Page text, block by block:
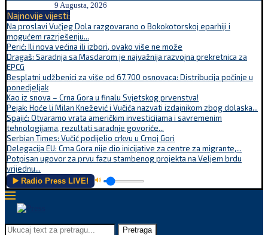
9 Augusta, 2026
Najnovije vijesti:
Na proslavi Vučjeg Dola razgovarano o Bokokotorskoj eparhiji i
mogućem razrješenju...
Perić: Ili nova većina ili izbori, ovako više ne može
Dragaš: Saradnja sa Masdarom je najvažnija razvojna prekretnica za
EPCG
Besplatni udžbenici za više od 67.700 osnovaca: Distribucija počinje u
ponedjeljak
Kao iz snova – Crna Gora u finalu Svjetskog prvenstva!
Pejak: Hoće li Milan Knežević i Vučića nazvati izdajnikom zbog dolaska...
Spajić: Otvaramo vrata američkim investicijama i savremenim
tehnologijama, rezultati saradnje govoriće...
Serbian Times: Vučić podijelio crkvu u Crnoj Gori
Delegacija EU: Crna Gora nije dio inicijative za centre za migrante,...
Potpisan ugovor za prvu fazu stambenog projekta na Veljem brdu
vrijednu...
▶️ Radio Press LIVE! 🔊
Pretraga